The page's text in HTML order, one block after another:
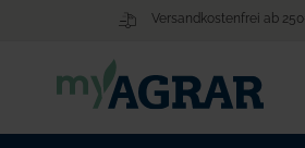
Versandkostenfrei ab